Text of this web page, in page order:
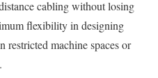
cabling without losing
flexibility in designing
machine spaces or